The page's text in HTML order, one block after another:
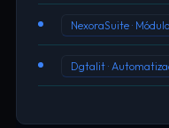
NexoraSuite ·
Dgtalit ·